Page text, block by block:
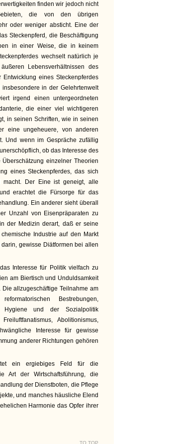
finden wir jedoch nicht
die von den übrigen
oder weniger absticht. Eine der
Steckenpferd, die Beschäftigung
in einer Weise, die in keinem
wechselt natürlich je
Lebensverhältnissen des
eines Steckenpferdes
in der Gelehrtenwelt
irgend einen untergeordneten
die einer viel wichtigeren
in seinen Schriften, wie in seinen
eine ungeheuere, von anderen
Und wenn im Gespräche zufällig
ob das Interesse des
einzelner Theorien
eines Steckenpferdes, das sich
macht. Der Eine ist geneigt, alle
erachtet die Fürsorge für das
Ein anderer sieht überall
Unzahl von Eisenpräparaten zu
der Medizin derart, daß er seine
Industrie auf den Markt
gewisse Diätformen bei allen
Interesse für Politik vielfach zu
am Biertisch und Unduldsamkeit
allzugeschäftige Teilnahme am
Bestrebungen,
und der Sozialpolitik
Abolitionismus,
Interesse für gewisse
anderer Richtungen gehören
ein ergiebiges Feld für die
Art der Wirtschaftsführung, die
der Dienstboten, die Pflege
und manches häusliche Elend
Harmonie das Opfer ihrer
TO TOP